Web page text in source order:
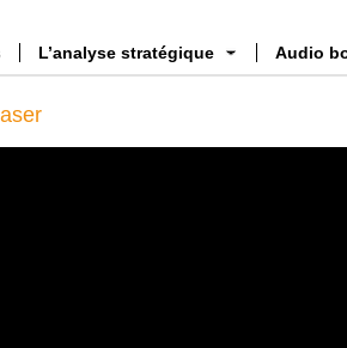
L’analyse stratégique Audio